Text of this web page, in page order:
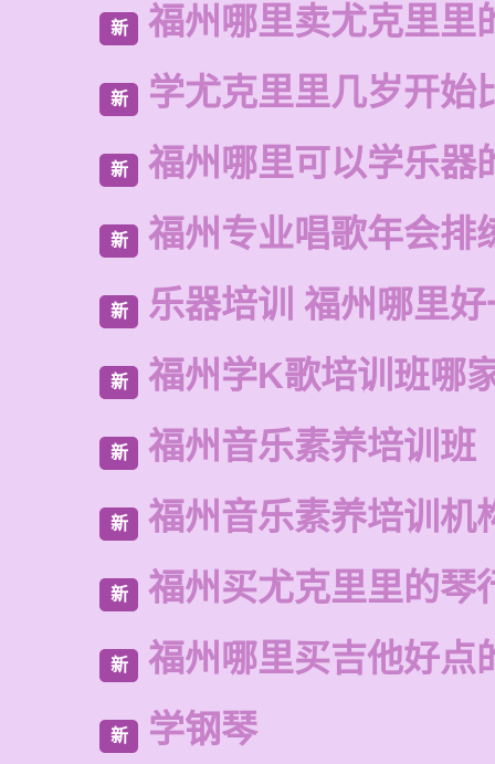
新 福州哪里卖尤克里里
新 学尤克里里几岁开始
新 福州哪里可以学乐器
新 福州专业唱歌年会排
新 乐器培训 福州哪里
新 福州学K歌培训班哪
新 福州音乐素养培训班
新 福州音乐素养培训机
新 福州买尤克里里的琴
新 福州哪里买吉他好点
新 学钢琴